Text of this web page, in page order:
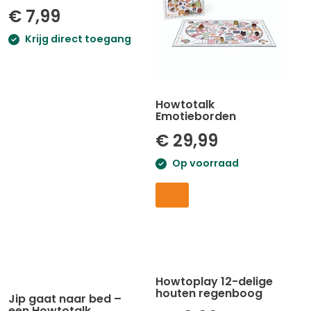
€ 7,99
Krijg direct toegang
Howtotalk
Emotieborden
€ 29,99
Op voorraad
Jip gaat naar bed –
Howtoplay 12-delige
houten regenboog